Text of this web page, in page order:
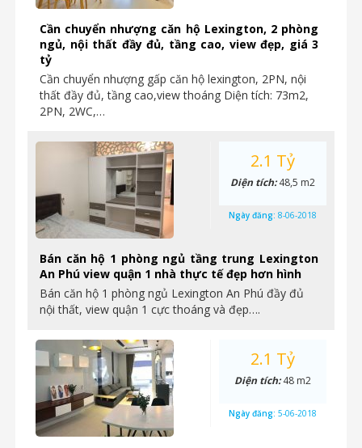
Cần chuyển nhượng căn hộ Lexington, 2 phòng
ngủ, nội thất đầy đủ, tầng cao, view đẹp, giá 3
tỷ
Cần chuyển nhượng gấp căn hộ lexington, 2PN, nội
thất đầy đủ, tầng cao,view thoáng Diện tích: 73m2,
2PN, 2WC,…
Bán căn hộ 1 phòng ngủ tầng trung Lexington
An Phú view quận 1 nhà thực tế đẹp hơn hình
Bán căn hộ 1 phòng ngủ Lexington An Phú đầy đủ
nội thất, view quận 1 cực thoáng và đẹp….
2.1 Tỷ
Diện tích:48,5 m2
Ngày đăng: 8-06-2018
2.1 Tỷ
Diện tích:48 m2
Ngày đăng: 5-06-2018